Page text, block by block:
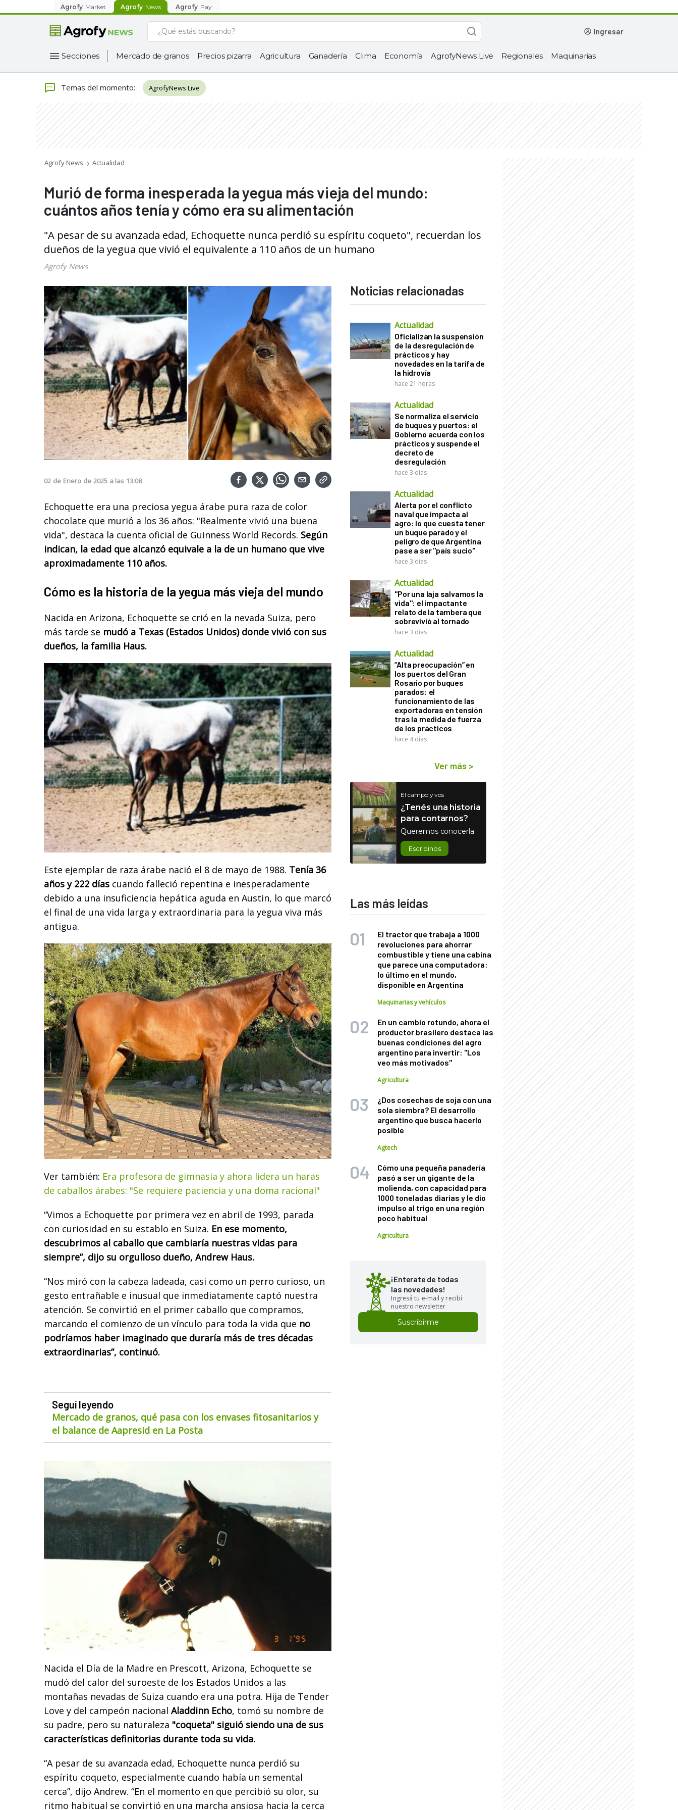
Agrofy Market Agrofy News Agrofy Pay
ingresar
Secciones Mercado de granos Precios pizarra Agricultura Ganadería Clima Economía AgrofyNews Live Regionales Maquinarias
Temas del momento: AgrofyNews Live
Agrofy News Actualidad
Murió de forma inesperada la yegua más vieja del mundo:
cuántos años tenía y cómo era su alimentación
"A pesar de su avanzada edad, Echoquette nunca perdió su espíritu coqueto", recuerdan los
dueños de la yegua que vivió el equivalente a 110 años de un humano
Agrofy News
02 de Enero de 2025 a las 13:08
Echoquette era una preciosa yegua árabe pura raza de color
chocolate que murió a los 36 años: "Realmente vivió una buena
vida", destaca la cuenta oficial de Guinness World Records. Según
indican, la edad que alcanzó equivale a la de un humano que vive
aproximadamente 110 años.
Cómo es la historia de la yegua más vieja del mundo
Nacida en Arizona, Echoquette se crió en la nevada Suiza, pero
más tarde se mudó a Texas (Estados Unidos) donde vivió con sus
dueños, la familia Haus.
Este ejemplar de raza árabe nació el 8 de mayo de 1988. Tenía 36
años y 222 días cuando falleció repentina e inesperadamente
debido a una insuficiencia hepática aguda en Austin, lo que marcó
el final de una vida larga y extraordinaria para la yegua viva más
antigua.
Ver también: Era profesora de gimnasia y ahora lidera un haras
de caballos árabes: "Se requiere paciencia y una doma racional"
“Vimos a Echoquette por primera vez en abril de 1993, parada
con curiosidad en su establo en Suiza. En ese momento,
descubrimos al caballo que cambiaría nuestras vidas para
siempre”, dijo su orgulloso dueño, Andrew Haus.
“Nos miró con la cabeza ladeada, casi como un perro curioso, un
gesto entrañable e inusual que inmediatamente captó nuestra
atención. Se convirtió en el primer caballo que compramos,
marcando el comienzo de un vínculo para toda la vida que no
podríamos haber imaginado que duraría más de tres décadas
extraordinarias”, continuó.
Seguí leyendo
Mercado de granos, qué pasa con los envases fitosanitarios y
el balance de Aapresid en La Posta
Nacida el Día de la Madre en Prescott, Arizona, Echoquette se
mudó del calor del suroeste de los Estados Unidos a las
montañas nevadas de Suiza cuando era una potra. Hija de Tender
Love y del campeón nacional Aladdinn Echo, tomó su nombre de
su padre, pero su naturaleza "coqueta" siguió siendo una de sus
características definitorias durante toda su vida.
“A pesar de su avanzada edad, Echoquette nunca perdió su
espíritu coqueto, especialmente cuando había un semental
cerca”, dijo Andrew. “En el momento en que percibió su olor, su
ritmo habitual se convirtió en una marcha ansiosa hacia la cerca
Noticias relacionadas
Actualidad
Oficializan la suspensión
de la desregulación de
prácticos y hay
novedades en la tarifa de
la hidrovía
hace 21 horas
Actualidad
Se normaliza el servicio
de buques y puertos: el
Gobierno acuerda con los
prácticos y suspende el
decreto de
desregulación
hace 3 días
Actualidad
Alerta por el conflicto
naval que impacta al
agro: lo que cuesta tener
un buque parado y el
peligro de que Argentina
pase a ser "país sucio"
hace 3 días
Actualidad
"Por una laja salvamos la
vida": el impactante
relato de la tambera que
sobrevivió al tornado
hace 3 días
Actualidad
“Alta preocupación” en
los puertos del Gran
Rosario por buques
parados: el
funcionamiento de las
exportadoras en tensión
tras la medida de fuerza
de los prácticos
hace 4 días
Ver más >
El campo y vos
¿Tenés una historia
para contarnos?
Queremos conocerla
Escribinos
Las más leídas
El tractor que trabaja a 1000
revoluciones para ahorrar
combustible y tiene una cabina
que parece una computadora:
lo último en el mundo,
disponible en Argentina
Maquinarias y vehículos
En un cambio rotundo, ahora el
productor brasilero destaca las
buenas condiciones del agro
argentino para invertir: "Los
veo más motivados"
Agricultura
¿Dos cosechas de soja con una
sola siembra? El desarrollo
argentino que busca hacerlo
posible
Agtech
Cómo una pequeña panadería
pasó a ser un gigante de la
molienda, con capacidad para
1000 toneladas diarias y le dio
impulso al trigo en una región
poco habitual
Agricultura
¡Enterate de todas
las novedades!
Ingresá tu e-mail y recibí
nuestro newsletter
Suscribirme